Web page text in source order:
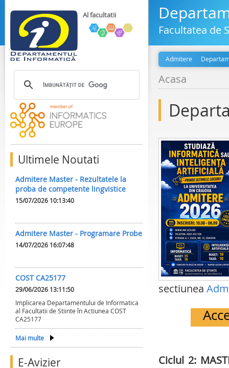
Al facultatii
Ultimele Noutati
Admitere Master - Rezultatele la
proba de competente lingvistice
15/07/2026 10:13:40
Admitere Master - Programare Probe
14/07/2026 16:07:48
COST CA25177
29/06/2026 13:11:50
Implicarea Departamentului de Informatica
al Facultatii de Stiinte în Actiunea COST
CA25177
Mai multe
E-Avizier
Facultatea de
Admitere
Acasa
sectiunea
Ciclul 2: